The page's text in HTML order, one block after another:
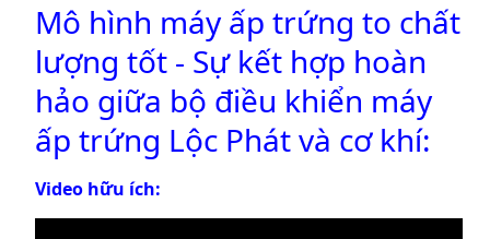
Mô hình máy ấp trứng to chất
lượng tốt - Sự kết hợp hoàn
hảo giữa bộ điều khiển máy
ấp trứng Lộc Phát và cơ khí:
Video hữu ích: